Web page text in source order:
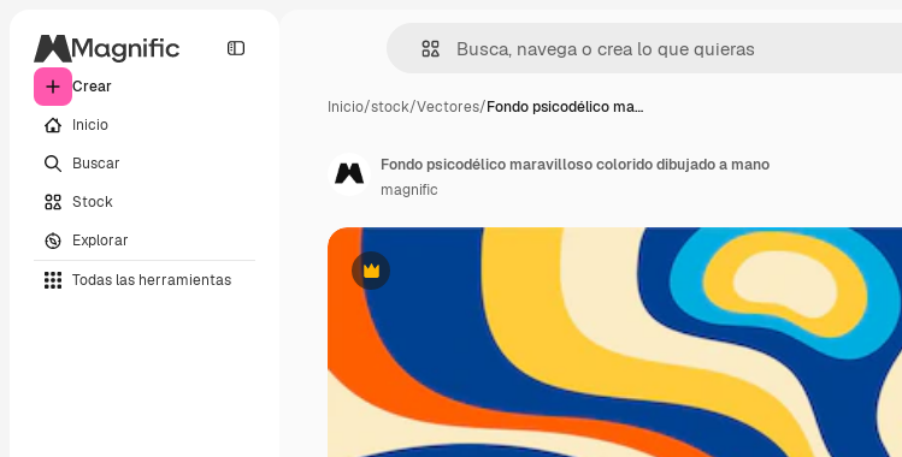
Crear
Inicio
Buscar
Stock
Explorar
Todas las herramientas
Inicio/stock/Vectores/Fondo psicodélico ma…
Premium
Fondo psicodélico maravilloso colorido dibujado a mano
magnific